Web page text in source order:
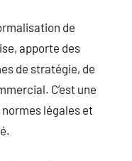
de
apporte des
de stratégie, de
C’est une
légales et